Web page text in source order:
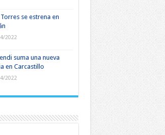
Torres se estrena en
2022
suma una nueva
en Carcastillo
2022